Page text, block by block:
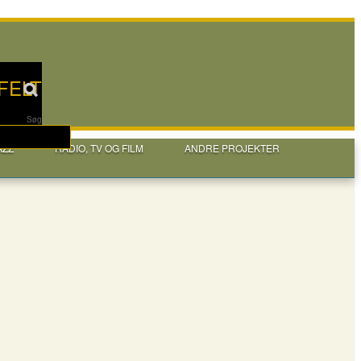
Søg
RADIO, TV OG FILM
ANDRE PROJEKTER